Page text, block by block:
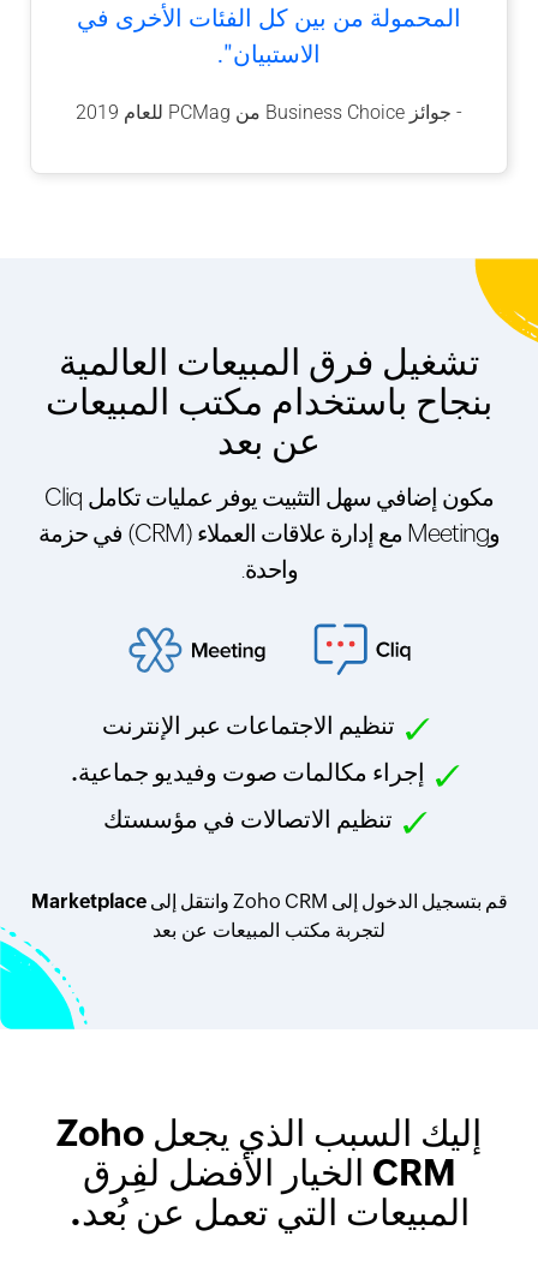
المحمولة من بين كل الفئات الأخرى في
الاستبيان".
- جوائز Business Choice من PCMag للعام 2019
تشغيل فرق المبيعات العالمية
بنجاح باستخدام مكتب المبيعات
عن بعد
مكون إضافي سهل التثبيت يوفر عمليات تكامل Cliq
وMeeting مع إدارة علاقات العملاء (CRM) في حزمة
واحدة.
تنظيم الاجتماعات عبر الإنترنت
إجراء مكالمات صوت وفيديو جماعية.
تنظيم الاتصالات في مؤسستك
قم بتسجيل الدخول إلى Zoho CRM وانتقل إلى
Marketplace
لتجربة مكتب المبيعات عن بعد
إليك السبب الذي يجعل Zoho
CRM الخيار الأفضل
لفِرق
المبيعات التي تعمل عن بُعد.